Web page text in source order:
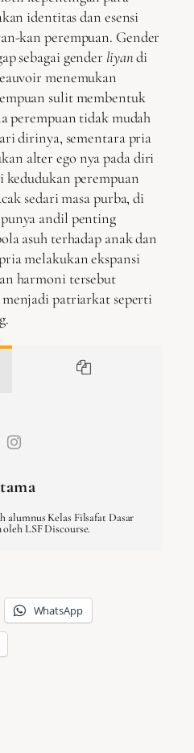
identitas dan esensi
kan perempuan. Gender
sebagai gender liyandi
menemukan
sulit membentuk
perempuan tidak mudah
dirinya, sementara pria
alter ego nya pada diri
perempuan
sedari masa purba, di
andil penting
asuh terhadap anak dan
melakukan ekspansi
harmoni tersebut
patriarkat seperti
alumnus Kelas Filsafat Dasar
LSF Discourse.
WhatsApp